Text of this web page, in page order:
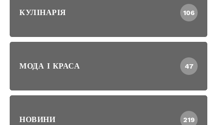
КУЛІНАРІЯ 106
МОДА І КРАСА 47
НОВИНИ 219